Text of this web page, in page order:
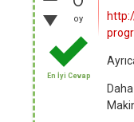
oy
En İyi Cevap